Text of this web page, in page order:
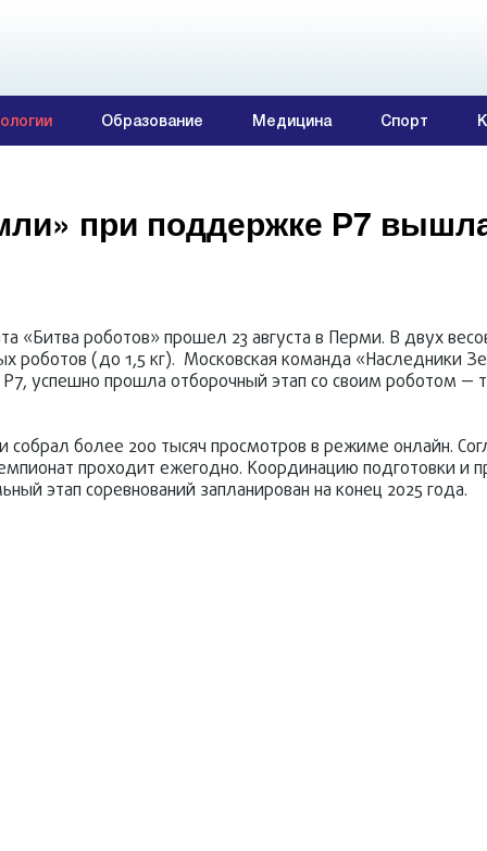
Образование Медицина Спорт
при поддержке Р7
роботов» прошел 23 августа в Перми. В двух
роботов (до 1,5 кг). Московская команда «Наследники
успешно прошла отборочный этап со своим роботом —
более 200 тысяч просмотров в режиме онлайн.
проходит ежегодно. Координацию подготовки и
этап соревнований запланирован на конец 2025 года.